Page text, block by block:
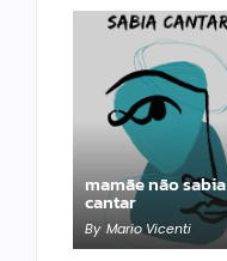
mamãe não sabia
cantar
By Mario Vicenti